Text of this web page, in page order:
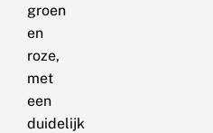
groen
en
roze,
met
een
duidelijk